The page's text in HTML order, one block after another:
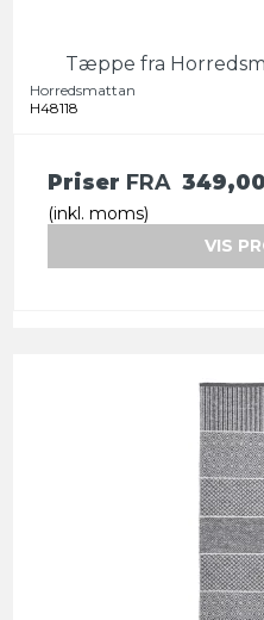
Tæppe fra
Horredsmattan
H48118
Priser FRA
(inkl. moms)
VIS